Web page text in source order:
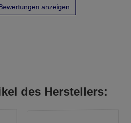
anzeigen
des Herstellers: